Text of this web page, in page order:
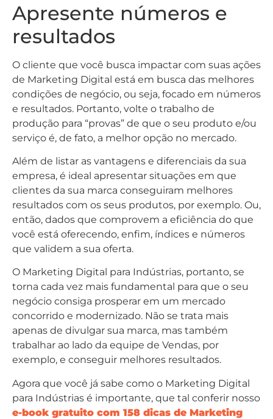
Apresente números e
resultados
O cliente que você busca impactar com suas ações
de Marketing Digital está em busca das melhores
condições de negócio, ou seja, focado em números
e resultados. Portanto, volte o trabalho de
produção para “provas” de que o seu produto e/ou
serviço é, de fato, a melhor opção no mercado.
Além de listar as vantagens e diferenciais da sua
empresa, é ideal apresentar situações em que
clientes da sua marca conseguiram melhores
resultados com os seus produtos, por exemplo. Ou,
então, dados que comprovem a eficiência do que
você está oferecendo, enfim, índices e números
que validem a sua oferta.
O Marketing Digital para Indústrias, portanto, se
torna cada vez mais fundamental para que o seu
negócio consiga prosperar em um mercado
concorrido e modernizado. Não se trata mais
apenas de divulgar sua marca, mas também
trabalhar ao lado da equipe de Vendas, por
exemplo, e conseguir melhores resultados.
Agora que você já sabe como o Marketing Digital
para Indústrias é importante, que tal conferir nosso
e-book gratuito com 158 dicas de Marketing